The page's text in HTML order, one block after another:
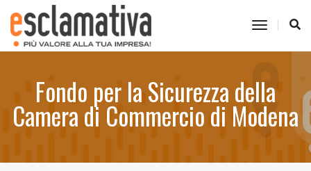
toggle
Fondo per la Sicurezza della
Camera di Commercio di Modena